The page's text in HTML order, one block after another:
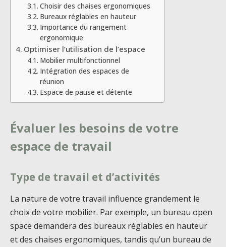
Choisir des chaises ergonomiques
Bureaux réglables en hauteur
Importance du rangement
ergonomique
Optimiser l’utilisation de l’espace
Mobilier multifonctionnel
Intégration des espaces de
réunion
Espace de pause et détente
Évaluer les besoins de votre
espace de travail
Type de travail et d’activités
La nature de votre travail influence grandement le
choix de votre mobilier. Par exemple, un bureau open
space demandera des bureaux réglables en hauteur
et des chaises ergonomiques, tandis qu’un bureau de